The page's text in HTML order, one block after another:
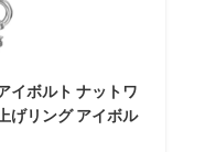
イボルト ナットワ
げリング アイボル